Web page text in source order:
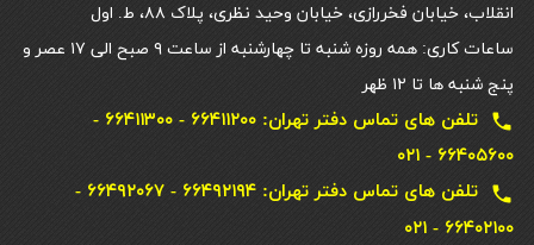
انقلاب، خیابان فخررازی، خیابان وحید نظری، پلاک ۸۸، ط. اول
ساعات کاری: همه روزه شنبه تا چهارشنبه از ساعت ۹ صبح الی ۱۷ عصر و
پنج شنبه ها تا ۱۲ ظهر
local_phone
تلفن های تماس دفتر تهران: ۶۶۴۱۱۲۰۰ - ۶۶۴۱۱۳۰۰ -
۶۶۴۰۵۶۰۰ - ۰۲۱
local_phone
تلفن های تماس دفتر تهران: ۶۶۴۹۲۱۹۴ - ۶۶۴۹۲۰۶۷ -
۶۶۴۰۲۱۰۰ - ۰۲۱